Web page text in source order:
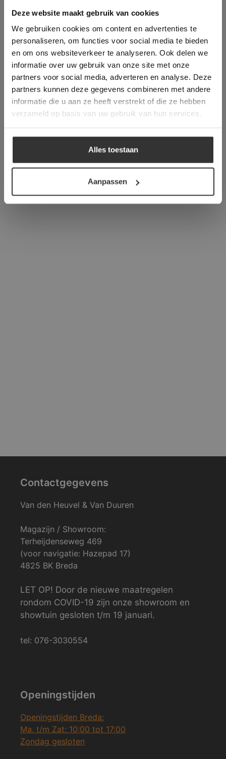
Deze website maakt gebruik van cookies
We gebruiken cookies om content en advertenties te
personaliseren, om functies voor social media te bieden
en om ons websiteverkeer te analyseren. Ook delen we
informatie over uw gebruik van onze site met onze
partners voor social media, adverteren en analyse. Deze
partners kunnen deze gegevens combineren met andere
informatie die u aan ze heeft verstrekt of die ze hebben
verzameld op basis van uw gebruik van hun services.
Alles toestaan
Aanpassen
Contactgegevens
Van den Heuvel & Van Duuren
Magazijn / Showroom:
Terheijdenseweg 469
(voor navigatie: Hazepad 17)
4825 BK Breda
LET OP! Door de nieuwe maatregelen
rondom COVID-19 zijn onze showroom en
showtuin gesloten t/m 19 januari.
tel: 076-3030554
Openingstijden
Openingstijden Breda:
Ma. t/m Zat: 10:00 tot 17:00
Zondag gesloten
This Cookie Banner was deleted and is no
longer working. Please contact the website
administrator.
Deze website gebruikt cookies om de
gebruikerservaring te verbeteren. Door
gebruik te maken van onze website geeft u
toestemming voor alle cookies in
overeenstemming met ons cookiebeleid.Lees
verder
ALLES ACCEPTEREN
ALLES AFWIJZEN
DETAILS WEERGEVEN